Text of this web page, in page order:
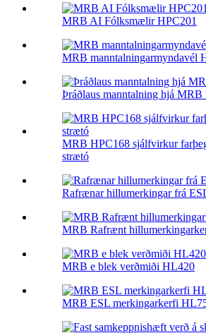
MRB AI Fólksmælir HPC201
MRB manntalningarmyndavél
Þráðlaus manntalning hjá MRB
MRB HPC168 sjálfvirkur
strætó
Rafrænar hillumerkingar frá
MRB Rafrænt
MRB e blek verðmiði HL420
MRB ESL merkingarkerfi